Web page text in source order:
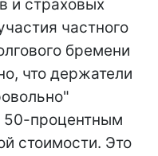
и страховых
частного
бремени
что держатели
50-процентным
стоимости. Это